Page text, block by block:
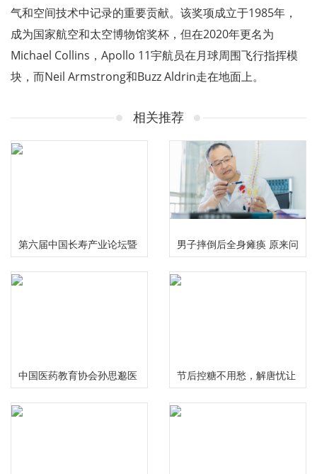
气和空间技术中记录的重要贡献。该奖项成立于1985年，
成为国家航空和太空博物馆奖杯，但在2020年更名为
Michael Collins，Apollo 11宇航员在月球周围飞行指挥模
块，而Neil Armstrong和Buzz Aldrin走在地面上。
相关推荐
第六届中国长寿产业论坛暨
慢性病食药研究中心启动仪
男子摔倒后全身瘫痪 原来问
题出在颈椎上
中国医药教育协会孙思邈医
德传承工作委员会大型义诊
节后控糖不用愁，解唐忧让
您畅享健康美味无负担